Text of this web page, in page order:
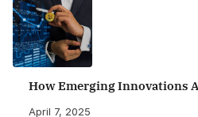
How Emerging Innovations
April 7, 2025